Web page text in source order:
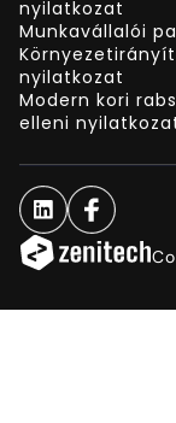
nyilatkozat
Munkavállalói
nyilatkozat
Modern kori
elleni